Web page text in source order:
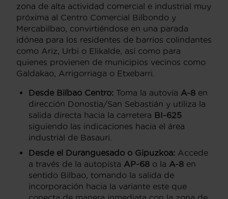
zona de alta actividad comercial e industrial muy
próxima al Centro Comercial Bilbondo y
Mercabilbao, convirtiéndose en una parada
idónea para los residentes de barrios colindantes
como Ariz, Urbi o Elikalde, así como para
quienes provienen de municipios vecinos como
Galdakao, Arrigorriaga o Etxebarri.
Desde Bilbao Centro: Toma la autovía A-8 en
dirección Donostia/San Sebastián y utiliza la
salida directa hacia la carretera BI-625
siguiendo las indicaciones hacia el área
industrial de Basauri.
Desde el Duranguesado o Gipuzkoa: Accede
a través de la autopista AP-68 o la A-8 en
sentido Bilbao, tomando la salida de
incorporación hacia la variante este que